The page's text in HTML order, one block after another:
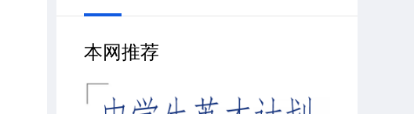
本网推荐